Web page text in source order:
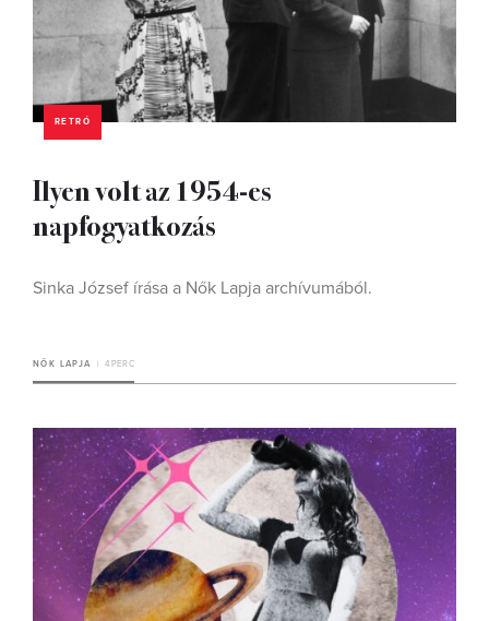
RETRÓ
Ilyen volt az 1954-es
napfogyatkozás
Sinka József írása a Nők Lapja archívumából.
NŐK LAPJA 4 PERC